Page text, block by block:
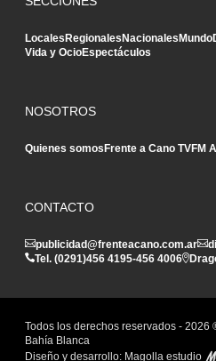
LocalesRegionalesNacionalesMundo
Vida y OcioEspectáculos
NOSOTROS
Quienes somosFrente a Cano TVFM
CONTACTO
publicidad@frenteacano.com.ar
Tel. (0291)456 4195-456 4006
Todos los derechos reservados - 2026
Bahía Blanca
Diseño y desarrollo: Magolla estudio